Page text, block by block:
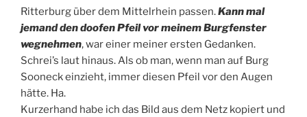
Ritterburg über dem Mittelrhein passen.Kann mal
jemand den doofen Pfeil vor meinem Burgfenster
wegnehmen, war einer meiner ersten Gedanken.
Schrei’s laut hinaus. Als ob man, wenn man auf Burg
Sooneck einzieht, immer diesen Pfeil vor den Augen
hätte. Ha.
Kurzerhand habe ich das Bild aus dem Netz kopiert und